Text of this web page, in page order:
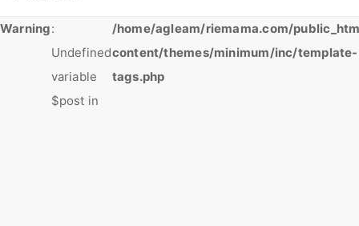
Warning:
Undefined
variable
$post in
/home/agleam/riemama.com/
content/themes/minimum/inc/template-
tags.php